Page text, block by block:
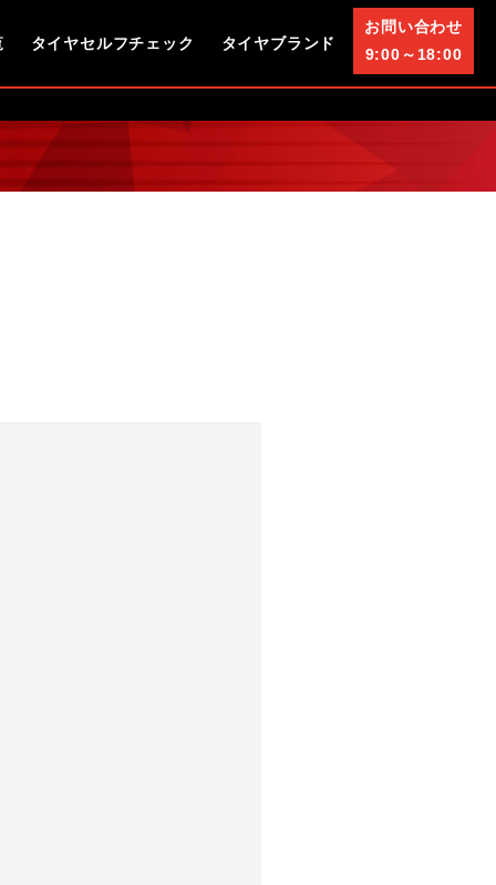
タイヤセルフチェック タイヤブランド
お問い合わせ
9:00～18:00